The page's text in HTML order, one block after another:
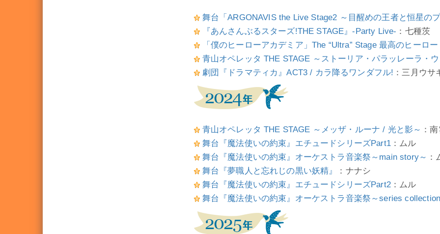
舞台「ARGONAVIS the Live Stage2 ～目醒めの王者と恒星の
『あんさんぶるスターズ!THE STAGE』-Party Live- ：七種茨
「僕のヒーローアカデミア」The “Ultra” Stage 最高のヒーロー
青山オペレッタ THE STAGE ～ストーリア・パラッレーラ・
劇団『ドラマティカ』ACT3 / カラ降るワンダフル! ：三月ウサ
青山オペレッタ THE STAGE ～メッザ・ルーナ / 光と影～ ：
舞台『魔法使いの約束』エチュードシリーズPart1：ムル
舞台『魔法使いの約束』オーケストラ音楽祭～main story～ ：
舞台『夢職人と忘れじの黒い妖精』
：ナナシ
舞台『魔法使いの約束』エチュードシリーズPart2：ムル
舞台『魔法使いの約束』オーケストラ音楽祭～series